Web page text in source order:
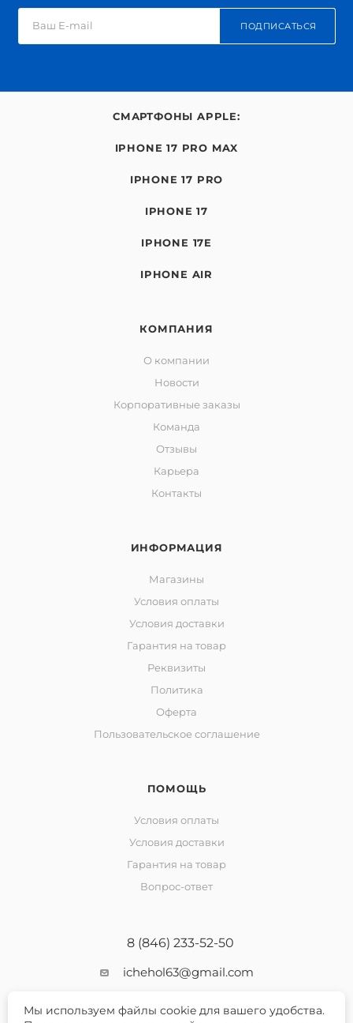
ПОДПИСАТЬСЯ
СМАРТФОНЫ APPLE:
IPHONE 17 PRO MAX
IPHONE 17 PRO
IPHONE 17
IPHONE 17E
IPHONE AIR
КОМПАНИЯ
О компании
Новости
Корпоративные заказы
Команда
Отзывы
Карьера
Контакты
ИНФОРМАЦИЯ
Магазины
Условия оплаты
Условия доставки
Гарантия на товар
Реквизиты
Политика
Оферта
Пользовательское соглашение
ПОМОЩЬ
Условия оплаты
Условия доставки
Гарантия на товар
Вопрос-ответ
8 (846) 233-52-50
ichehol63@gmail.com
г. Самара ТЦ «Треугольник» ул.
Мы используем файлы cookie для вашего удобства.